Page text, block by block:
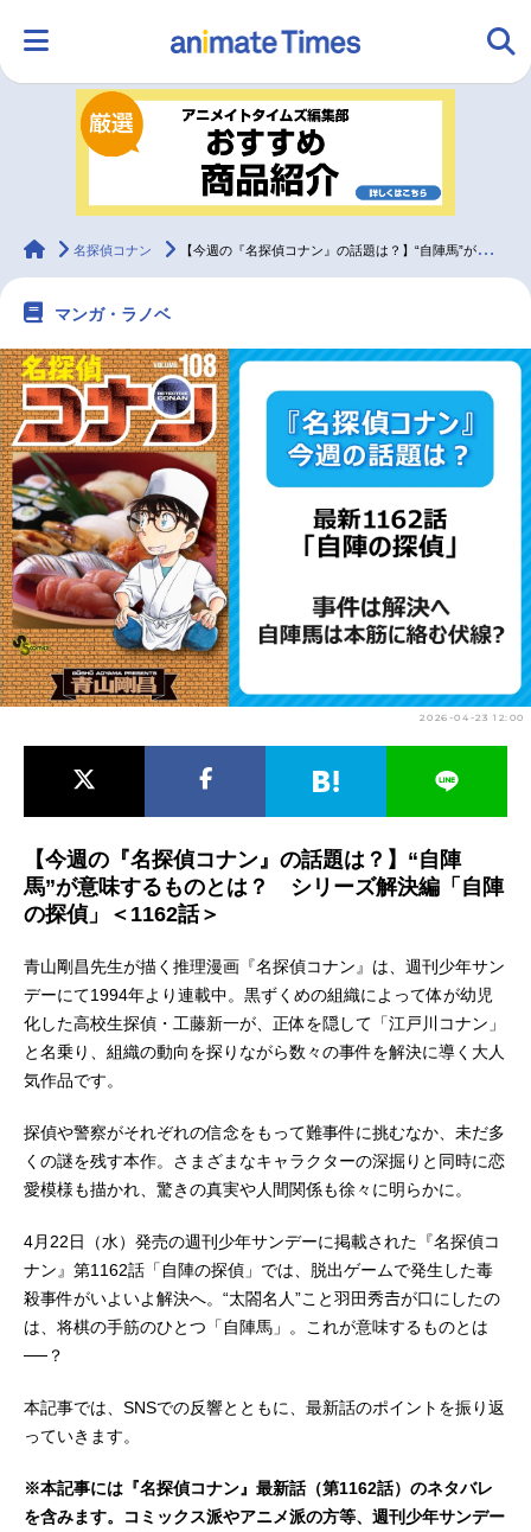
ランキング アニメ
ラジオ みんなの声
2.5次元 配信・Vtuber トレンド 無料マンガ
最新記事一覧
アニメ記事一覧 声優記事一覧
アニメ映画一覧
今期アニメ曜日別一覧
春アニメ
男性声優/女性声優一覧
animateTimes
名探偵コナン 【今週の『名探偵コナン』の話題は？】“自陣馬”が意味するものとは？ 「自陣の探偵」＜1162話＞
マンガ・ラノベ
2026-04-23 12:00
【今週の『名探偵コナン』の話題は？】“自陣
馬”が意味するものとは？ シリーズ解決編「自陣
の探偵」＜1162話＞
青山剛昌先生が描く推理漫画『名探偵コナン』は、週刊少年サン
デーにて1994年より連載中。黒ずくめの組織によって体が幼児
化した高校生探偵・工藤新一が、正体を隠して「江戸川コナン」
と名乗り、組織の動向を探りながら数々の事件を解決に導く大人
気作品です。
探偵や警察がそれぞれの信念をもって難事件に挑むなか、未だ多
くの謎を残す本作。さまざまなキャラクターの深掘りと同時に恋
愛模様も描かれ、驚きの真実や人間関係も徐々に明らかに。
4月22日（水）発売の週刊少年サンデーに掲載された『名探偵コ
ナン』第1162話「自陣の探偵」では、脱出ゲームで発生した毒
殺事件がいよいよ解決へ。“太閤名人”こと羽田秀𠮷が口にしたの
は、将棋の手筋のひとつ「自陣馬」。これが意味するものとは
──？
本記事では、SNSでの反響とともに、最新話のポイントを振り返
っていきます。
※本記事には『名探偵コナン』最新話（第1162話）のネタバレ
を含みます。コミックス派やアニメ派の方等、週刊少年サンデー